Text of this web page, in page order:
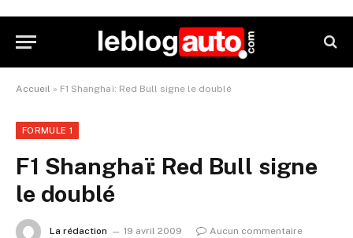
Accueil » F1 Shanghaï: Red Bull signe le doublé
FORMULE 1
F1 Shanghaï: Red Bull signe
le doublé
La rédaction 19 avril 2009 Aucun commentaire